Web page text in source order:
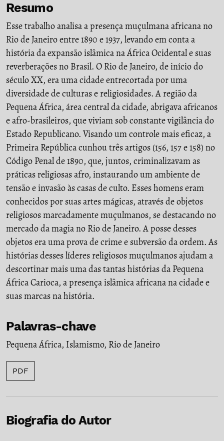
Resumo
Esse trabalho analisa a presença muçulmana africana no
Rio de Janeiro entre 1890 e 1937, levando em conta a
história da expansão islâmica na África Ocidental e suas
reverberações no Brasil. O Rio de Janeiro, de início do
século XX, era uma cidade entrecortada por uma
diversidade de culturas e religiosidades. A região da
Pequena África, área central da cidade, abrigava africanos
e afro-brasileiros, que viviam sob constante vigilância do
Estado Republicano. Visando um controle mais eficaz, a
Primeira República cunhou três artigos (156, 157 e 158) no
Código Penal de 1890, que, juntos, criminalizavam as
práticas religiosas afro, instaurando um ambiente de
tensão e invasão às casas de culto. Esses homens eram
conhecidos por suas artes mágicas, através de objetos
religiosos marcadamente muçulmanos, se destacando no
mercado da magia no Rio de Janeiro. A posse desses
objetos era uma prova de crime e subversão da ordem. As
histórias desses líderes religiosos muçulmanos ajudam a
descortinar mais uma das tantas histórias da Pequena
África Carioca, a presença islâmica africana na cidade e
suas marcas na história.
Palavras-chave
Pequena África, Islamismo, Rio de Janeiro
PDF
Biografia do Autor